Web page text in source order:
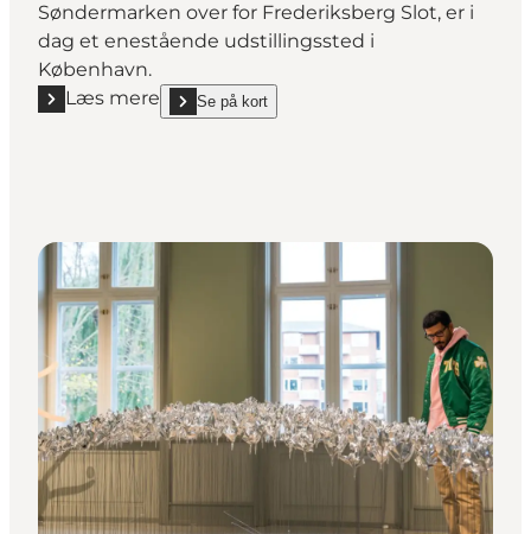
Søndermarken over for Frederiksberg Slot, er i
dag et enestående udstillingssted i
København.
Læs mere
Læs mere "Cisternerne"
Se på kort
show Cisternerne on_map